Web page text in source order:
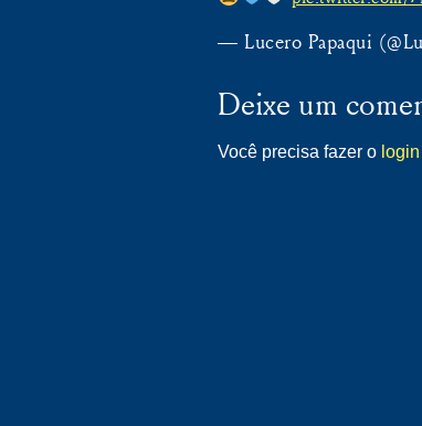
— Lucero Papaqui
Deixe um
Você precisa fazer o login